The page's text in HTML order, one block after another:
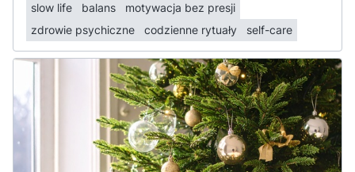
slow life
balans
motywacja bez presji
zdrowie psychiczne
codzienne rytuały self-care